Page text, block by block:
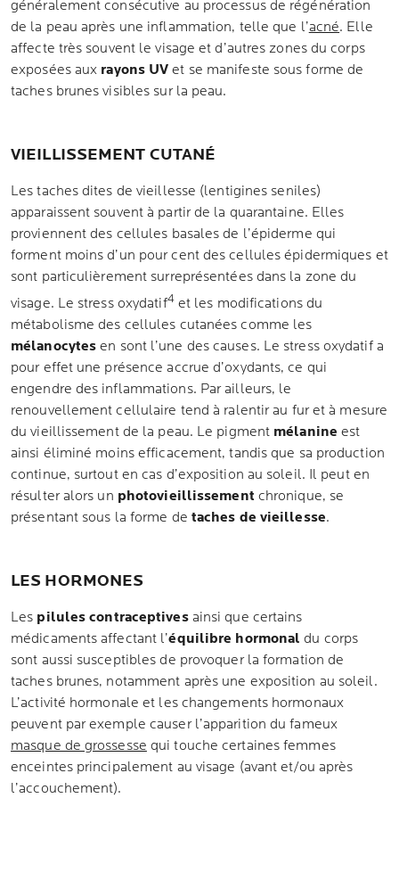
généralement consécutive au processus de régénération
de la peau après une inflammation, telle que l’acné. Elle
affecte très souvent le visage et d’autres zones du corps
exposées aux rayons UVet se manifeste sous forme de
taches brunes visibles sur la peau.
VIEILLISSEMENT CUTANÉ
Les taches dites de vieillesse (lentigines seniles)
apparaissent souvent à partir de la quarantaine. Elles
proviennent des cellules basales de l’épiderme qui
forment moins d’un pour cent des cellules épidermiques et
sont particulièrement surreprésentées dans la zone du
visage. Le stress oxydatif4et les modifications du
métabolisme des cellules cutanées comme les
mélanocytes en sont l’une des causes. Le stress oxydatif a
pour effet une présence accrue d’oxydants, ce qui
engendre des inflammations. Par ailleurs, le
renouvellement cellulaire tend à ralentir au fur et à mesure
du vieillissement de la peau. Le pigment mélanine est
ainsi éliminé moins efficacement, tandis que sa production
continue, surtout en cas d’exposition au soleil. Il peut en
résulter alors un photovieillissement chronique, se
présentant sous la forme de taches de vieillesse.
LES HORMONES
Les pilules contraceptivesainsi que certains
médicaments affectant l’équilibre hormonal du corps
sont aussi susceptibles de provoquer la formation de
taches brunes, notamment après une exposition au soleil.
L’activité hormonale et les changements hormonaux
peuvent par exemple causer l’apparition du fameux
masque de grossesse qui touche certaines femmes
enceintes principalement au visage (avant et/ou après
l’accouchement).